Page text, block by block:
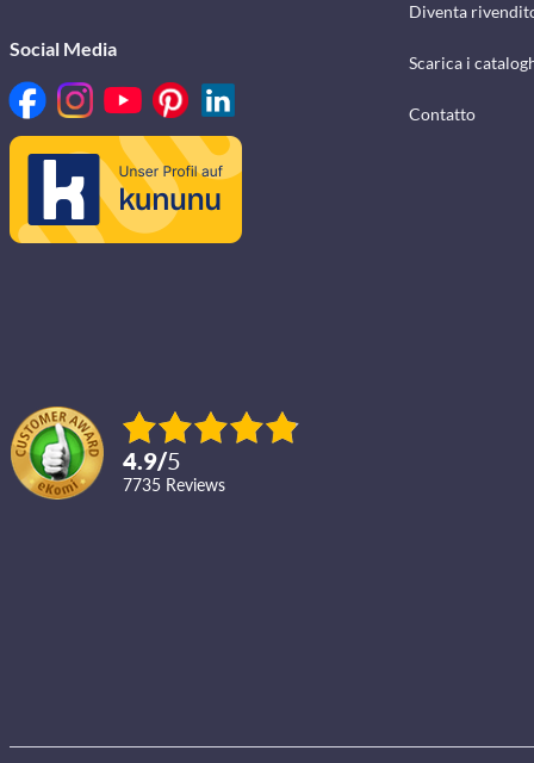
Social Media
4.9/5
7735 reviews
Diventa
Scarica i
Contatto